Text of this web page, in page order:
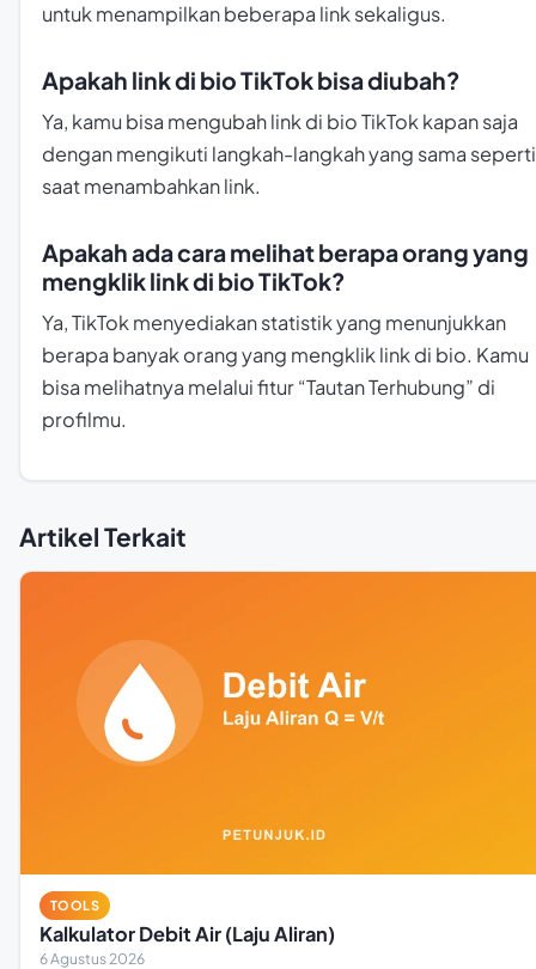
untuk menampilkan beberapa link sekaligus.
Apakah link di bio TikTok bisa diubah?
Ya, kamu bisa mengubah link di bio TikTok kapan saja
dengan mengikuti langkah-langkah yang sama seperti
saat menambahkan link.
Apakah ada cara melihat berapa orang yang
mengklik link di bio TikTok?
Ya, TikTok menyediakan statistik yang menunjukkan
berapa banyak orang yang mengklik link di bio. Kamu
bisa melihatnya melalui fitur “Tautan Terhubung” di
profilmu.
Artikel Terkait
TOOLS
Kalkulator Debit Air (Laju Aliran)
6 Agustus 2026